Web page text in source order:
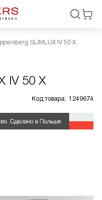
SLIMLUX IV 50 X
IV 50 X
Код товара: 1249674